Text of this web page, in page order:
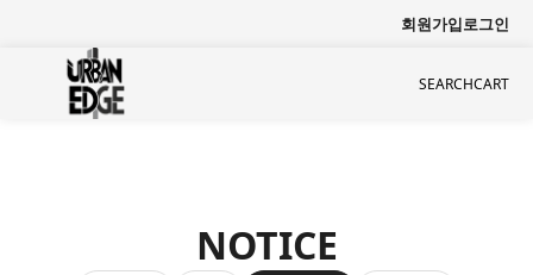
회원가입로그인
SEARCHCART
NOTICE